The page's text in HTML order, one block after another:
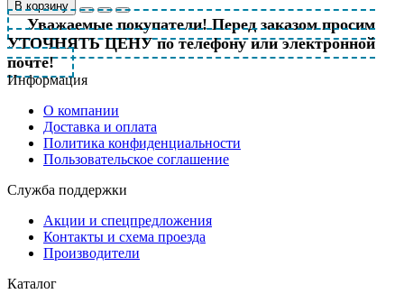
В корзину
Уважаемые покупатели! Перед заказом просим
УТОЧНЯТЬ ЦЕНУ по телефону или электронной
почте!
Информация
О компании
Доставка и оплата
Политика конфиденциальности
Пользовательское соглашение
Служба поддержки
Акции и спецпредложения
Контакты и схема проезда
Производители
Каталог